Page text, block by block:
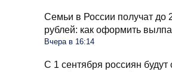
Семьи в России получат до
рублей: как оформить
Вчера в 16:14
С 1 сентября россиян будут